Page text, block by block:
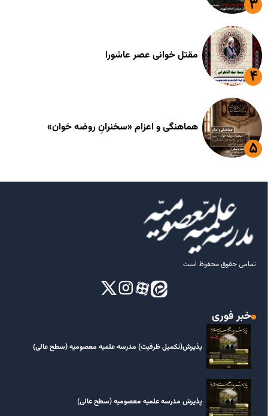
مقتل خوانی عصر عاشورا
هماهنگی و اعزام «سخنرانِ روضه خوان»
تمامی حقوق محفوظ است
خبر فوری
پذیرش(تکمیل ظرفیت) مدرسه علمیه معصومیه‌ (سطح عالی)
پذیرش مدرسه علمیه معصومیه‌ (سطح عالی)